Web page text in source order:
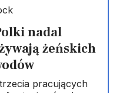
nadal
żeńskich
pracujących